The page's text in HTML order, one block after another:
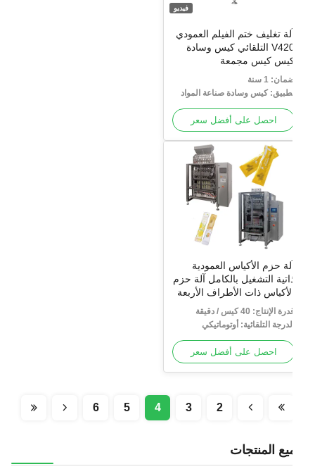
تغليف ختم الفيلم العمودي
V420 التلقائي كيس وسادة
كيس مجمعة
1 سنة
كيس وسادة صناعة المواد
، كيس مجمعة
احصل على أفضل سعر
حزم الأكياس العمودية
التشغيل بالكامل آلة حزم
ذات الأطراف الأربعة
الأطرافالإنتاج: 40 كيس / دقيقة
التلقائية: أوتوماتيكي
احصل على أفضل سعر
المنتجات